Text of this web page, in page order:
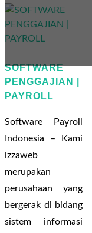
SOFTWARE
PENGGAJIAN |
PAYROLL
Software Payroll
Indonesia – Kami
izzaweb
merupakan
perusahaan yang
bergerak di bidang
sistem informasi